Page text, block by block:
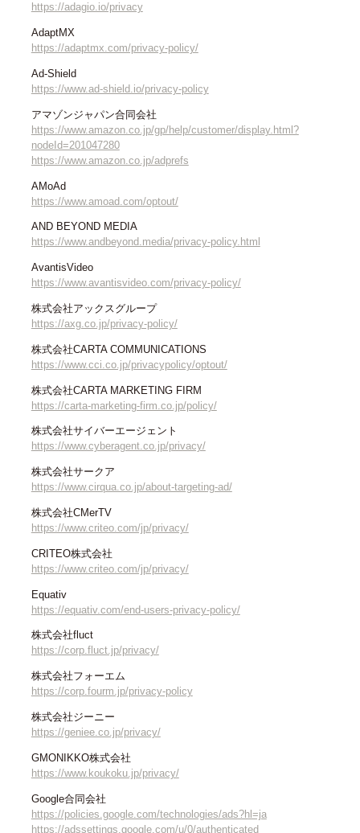
https://adagio.io/privacy
AdaptMX
https://adaptmx.com/privacy-policy/
Ad-Shield
https://www.ad-shield.io/privacy-policy
アマゾンジャパン合同会社
https://www.amazon.co.jp/gp/help/customer/display.html?
nodeId=201047280
https://www.amazon.co.jp/adprefs
AMoAd
https://www.amoad.com/optout/
AND BEYOND MEDIA
https://www.andbeyond.media/privacy-policy.html
AvantisVideo
https://www.avantisvideo.com/privacy-policy/
株式会社アックスグループ
https://axg.co.jp/privacy-policy/
株式会社CARTA COMMUNICATIONS
https://www.cci.co.jp/privacypolicy/optout/
株式会社CARTA MARKETING FIRM
https://carta-marketing-firm.co.jp/policy/
株式会社サイバーエージェント
https://www.cyberagent.co.jp/privacy/
株式会社サークア
https://www.cirqua.co.jp/about-targeting-ad/
株式会社CMerTV
https://www.criteo.com/jp/privacy/
CRITEO株式会社
https://www.criteo.com/jp/privacy/
Equativ
https://equativ.com/end-users-privacy-policy/
株式会社fluct
https://corp.fluct.jp/privacy/
株式会社フォーエム
https://corp.fourm.jp/privacy-policy
株式会社ジーニー
https://geniee.co.jp/privacy/
GMONIKKO株式会社
https://www.koukoku.jp/privacy/
Google合同会社
https://policies.google.com/technologies/ads?hl=ja
https://adssettings.google.com/u/0/authenticated